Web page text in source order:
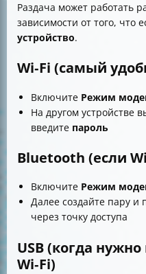
Раздача может работать
зависимости от того, что
устройство.
Wi‑Fi (самый
Включите Режим
На другом устройстве
введите пароль
Bluetooth (если
Включите Режим
Далее создайте пару и
через точку доступа
USB (когда
Wi‑Fi)